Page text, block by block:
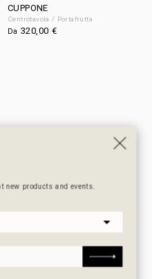
CUPPONE
Centrotavola / Portafrutta
Da320,00 €
new products and events.